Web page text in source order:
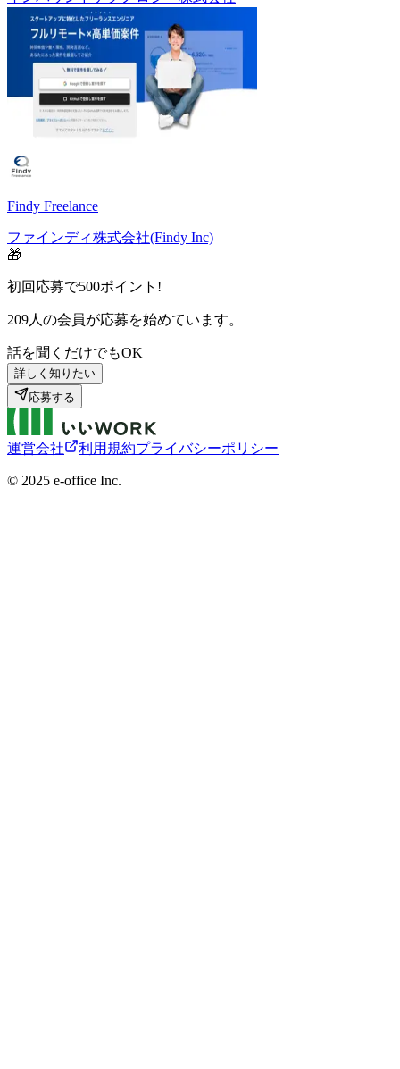
Findy Freelance
ファインディ株式会社(Findy Inc)
🎁
初回応募で500ポイント!
209人の会員が応募を始めています。
話を聞くだけでもOK
詳しく知りたい
応募する
運営会社 利用規約プライバシーポリシー
©︎ 2025 e-office Inc.